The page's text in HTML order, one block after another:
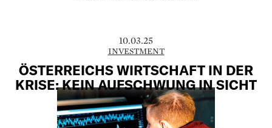
10.03.25
INVESTMENT
ÖSTERREICHS WIRTSCHAFT IN DER
KRISE: KEIN AUFSCHWUNG IN SICHT